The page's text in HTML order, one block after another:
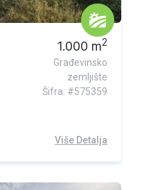
1.000 m2
Građevinsko
zemljište
Šifra: #575359
Više Detalja